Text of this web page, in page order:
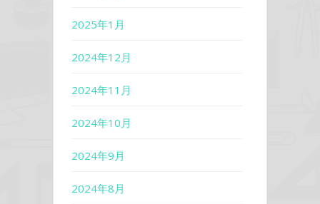
2025年1月
2024年12月
2024年11月
2024年10月
2024年9月
2024年8月